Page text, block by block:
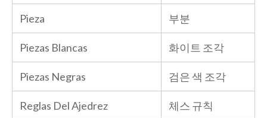
Pieza 부분
Piezas Blancas 화이트 조각
Piezas Negras 검은 색 조각
Reglas Del Ajedrez 체스 규칙